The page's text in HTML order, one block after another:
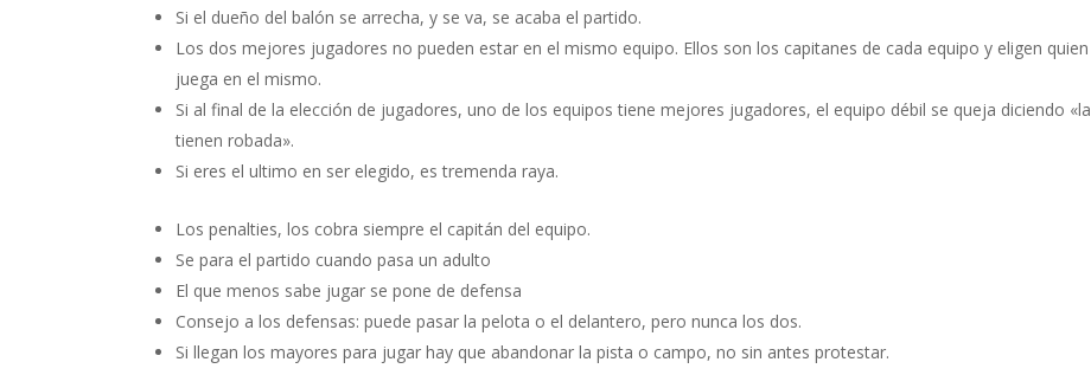
Si el dueño del balón se arrecha, y se va, se acaba el partido.
Los dos mejores jugadores no pueden estar en el mismo equipo. Ellos son los capitanes de cada equipo y eligen quien
juega en el mismo.
Si al final de la elección de jugadores, uno de los equipos tiene mejores jugadores, el equipo débil se queja diciendo «la
tienen robada».
Si eres el ultimo en ser elegido, es tremenda raya.
Los penalties, los cobra siempre el capitán del equipo.
Se para el partido cuando pasa un adulto
El que menos sabe jugar se pone de defensa
Consejo a los defensas: puede pasar la pelota o el delantero, pero nunca los dos.
Si llegan los mayores para jugar hay que abandonar la pista o campo, no sin antes protestar.